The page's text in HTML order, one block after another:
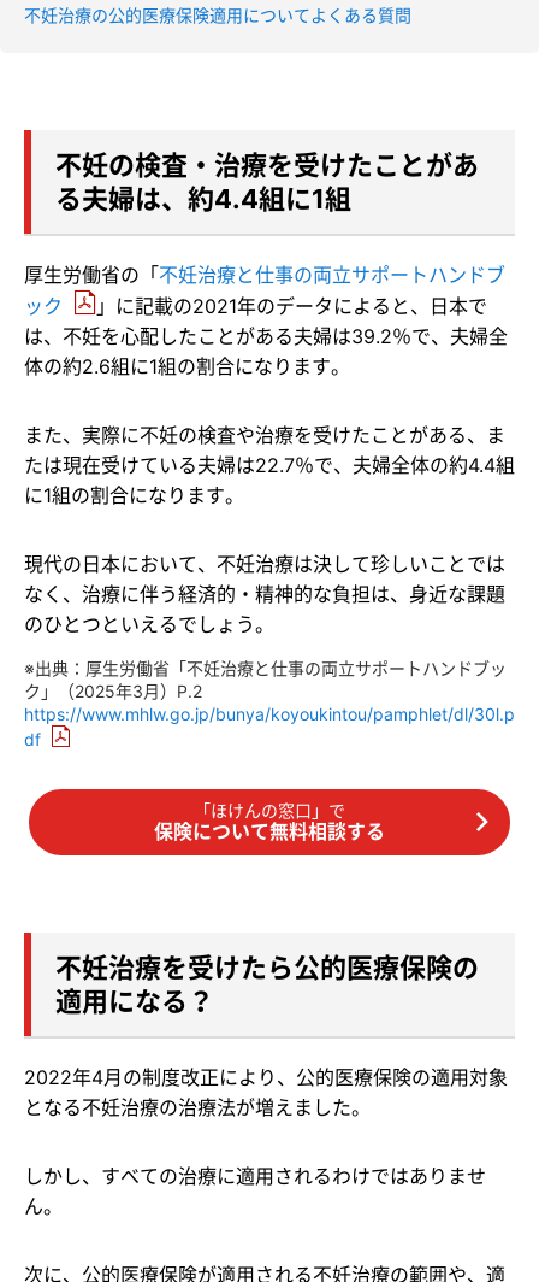
不妊治療の公的医療保険適用についてよくある質問
不妊の検査・治療を受けたことがあ
る夫婦は、約4.4組に1組
厚生労働省の「不妊治療と仕事の両立サポートハンドブ
ック
」に記載の2021年のデータによると、日本で
は、不妊を心配したことがある夫婦は39.2％で、夫婦全
体の約2.6組に1組の割合になります。
また、実際に不妊の検査や治療を受けたことがある、ま
たは現在受けている夫婦は22.7％で、夫婦全体の約4.4組
に1組の割合になります。
現代の日本において、不妊治療は決して珍しいことでは
なく、治療に伴う経済的・精神的な負担は、身近な課題
のひとつといえるでしょう。
※出典：厚生労働省「不妊治療と仕事の両立サポートハンドブッ
ク」（2025年3月）P.2
https://www.mhlw.go.jp/bunya/koyoukintou/pamphlet/dl/30l.p
df
「ほけんの窓口」で
保険について無料相談する
不妊治療を受けたら公的医療保険の
適用になる？
2022年4月の制度改正により、公的医療保険の適用対象
となる不妊治療の治療法が増えました。
しかし、すべての治療に適用されるわけではありませ
ん。
次に、公的医療保険が適用される不妊治療の範囲や、適